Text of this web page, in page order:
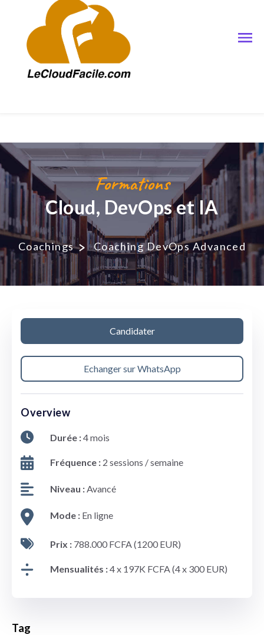
Formations
Cloud, DevOps et IA
Coachings Coaching DevOps Advanced
Candidater
Echanger sur WhatsApp
Overview
Durée :4 mois
Fréquence : 2 sessions / semaine
Niveau :Avancé
Mode : En ligne
Prix : 788.000 FCFA (1200 EUR)
Mensualités :4 x 197K FCFA (4 x 300 EUR)
Tag